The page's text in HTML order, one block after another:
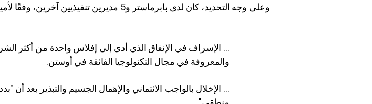
وعلى وجه التحديد، كان لدى بابرماستر و5 مديرين تنفيذيين آخرين، وفقًا
... الإسراف في الإنفاق الذي أدى إلى إفلاس واحدة من أكثر
والمعروفة في مجال التكنولوجيا الفائقة في أوستن.
... الإخلال بالواجب الائتماني والإهمال الجسيم والتبذير بعد